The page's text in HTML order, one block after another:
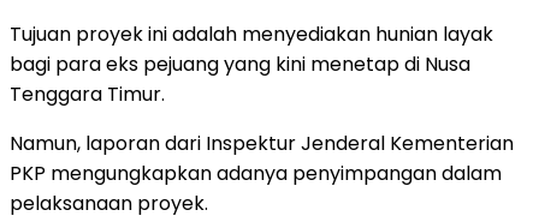
Tujuan proyek ini adalah menyediakan hunian layak
bagi para eks pejuang yang kini menetap di Nusa
Tenggara Timur.
Namun, laporan dari Inspektur Jenderal Kementerian
PKP mengungkapkan adanya penyimpangan dalam
pelaksanaan proyek.